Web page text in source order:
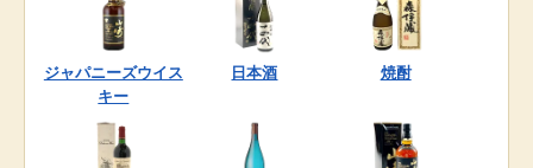
ジャパニーズウイス
キー
日本酒 焼酎